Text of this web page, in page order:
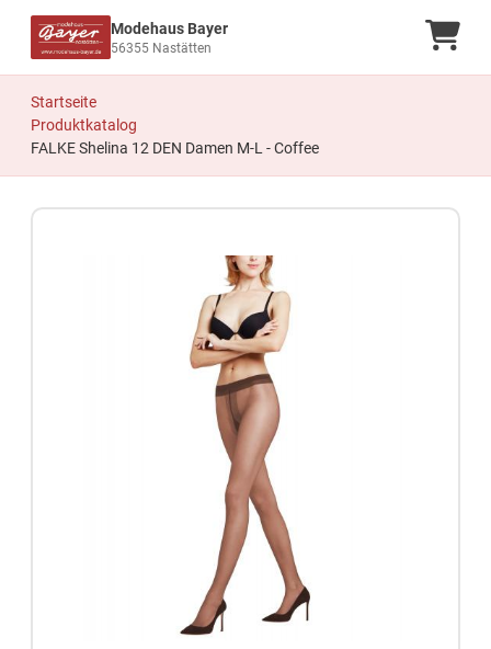
Modehaus Bayer
56355 Nastätten
Startseite
Produktkatalog
FALKE Shelina 12 DEN Damen M-L - Coffee